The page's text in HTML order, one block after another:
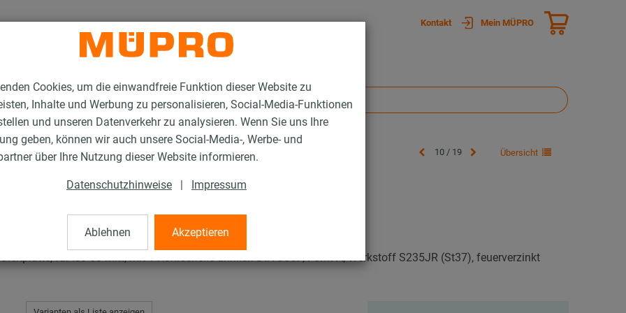
Cookies, um die einwandfreie Funktion dieser Website zu
Inhalte und Werbung zu personalisieren, Social-Media-Funktionen
und unseren Datenverkehr zu analysieren. Wenn Sie uns Ihre
geben, können wir auch unsere Social-Media-, Werbe- und
über Ihre Nutzung dieser Website informieren.
Datenschutzhinweise | Impressum
Ablehnen Akzeptieren
Kontakt Mein MÜPRO
Feuerverzinkte Produkte für Rohrschlitten und Zubehör Rohrschlitten Typ UPG-1 10 / 19 Übersicht
1
für Iso 60 mm, mit 1 Rohrschelle ähnlich DIN 3567, Form A, Werkstoff S235JR (St37), feuerverzinkt